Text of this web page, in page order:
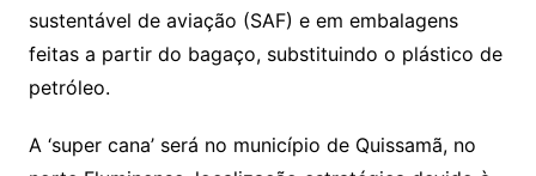
sustentável de aviação (SAF) e em embalagens
feitas a partir do bagaço, substituindo o plástico de
petróleo.
A ‘super cana’ será no município de Quissamã, no